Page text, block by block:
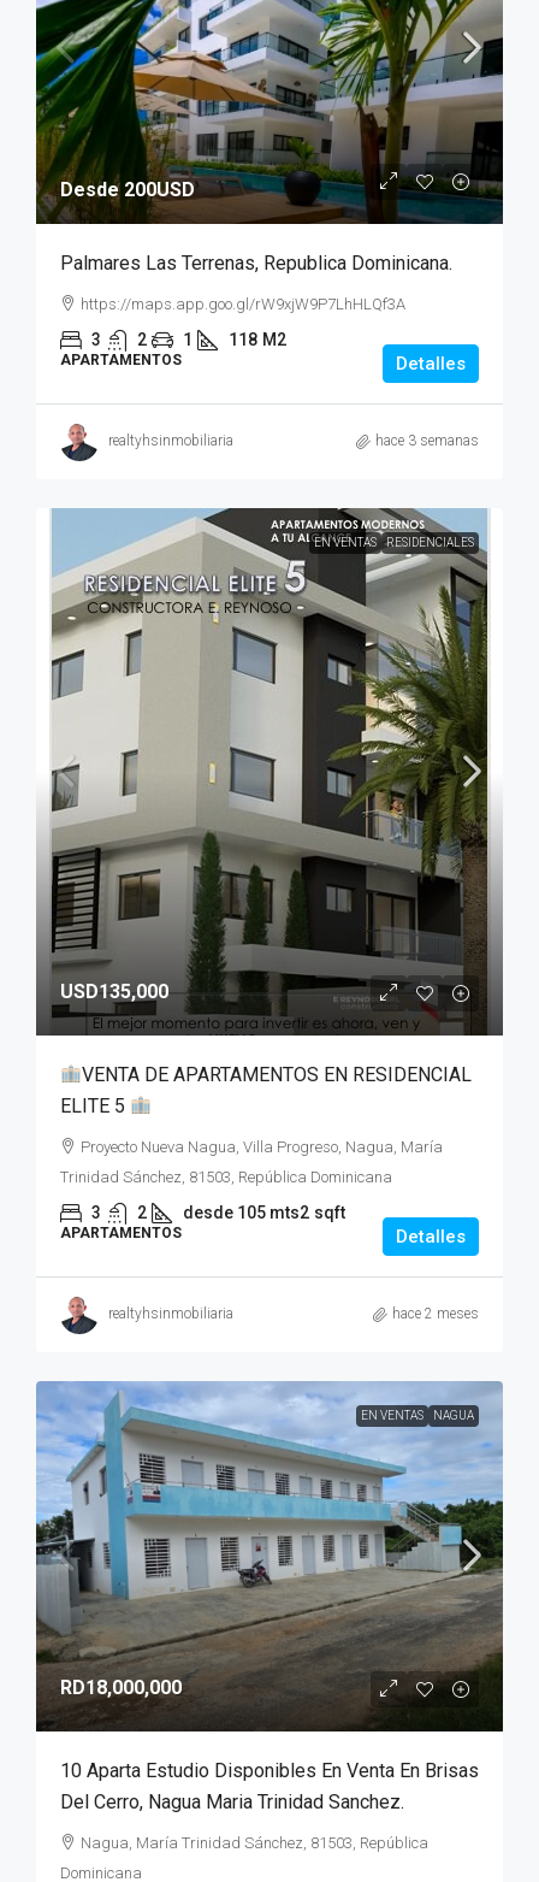
Desde 200USD
Palmares Las Terrenas, Republica Dominicana.
https://maps.app.goo.gl/rW9xjW9P7LhHLQf3A
3 2 1 118 M2
APARTAMENTOS Detalles
realtyhsinmobiliaria hace 3 semanas
EN VENTAS RESIDENCIALES
USD135,000
VENTA DE APARTAMENTOS EN RESIDENCIAL
ELITE 5
Proyecto Nueva Nagua, Villa Progreso, Nagua, María
Trinidad Sánchez, 81503, República Dominicana
3 2 desde 105 mts2 sqft
APARTAMENTOS Detalles
realtyhsinmobiliaria hace 2 meses
EN VENTAS NAGUA
RD18,000,000
10 Aparta Estudio Disponibles En Venta En Brisas
Del Cerro, Nagua Maria Trinidad Sanchez.
Nagua, María Trinidad Sánchez, 81503, República
Dominicana